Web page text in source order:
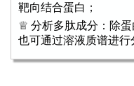
靶向结合蛋白；
♕ 分析多肽成分：除蛋
也可通过溶液质谱进行